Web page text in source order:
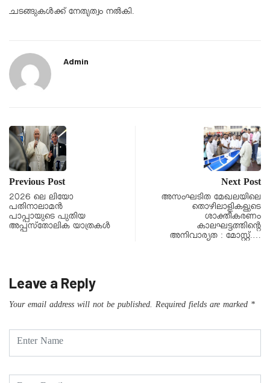
ചടങ്ങുകൾക്ക് നേതൃത്വം നൽകി.
Admin
Previous Post
2026 ലെ ലിയോ
പതിനാലാമന്‍
പാപ്പായുടെ പുതിയ
അപ്പസ്‌തോലിക യാത്രകള്‍
Next Post
അസംഘടിത മേഖലയിലെ
തൊഴിലാളികളുടെ
ശാക്തീകരണം
കാലഘട്ടത്തിന്റെ
അനിവാര്യത : മോസ്റ്റ്.…
Leave a Reply
Your email address will not be published. Required fields are marked *